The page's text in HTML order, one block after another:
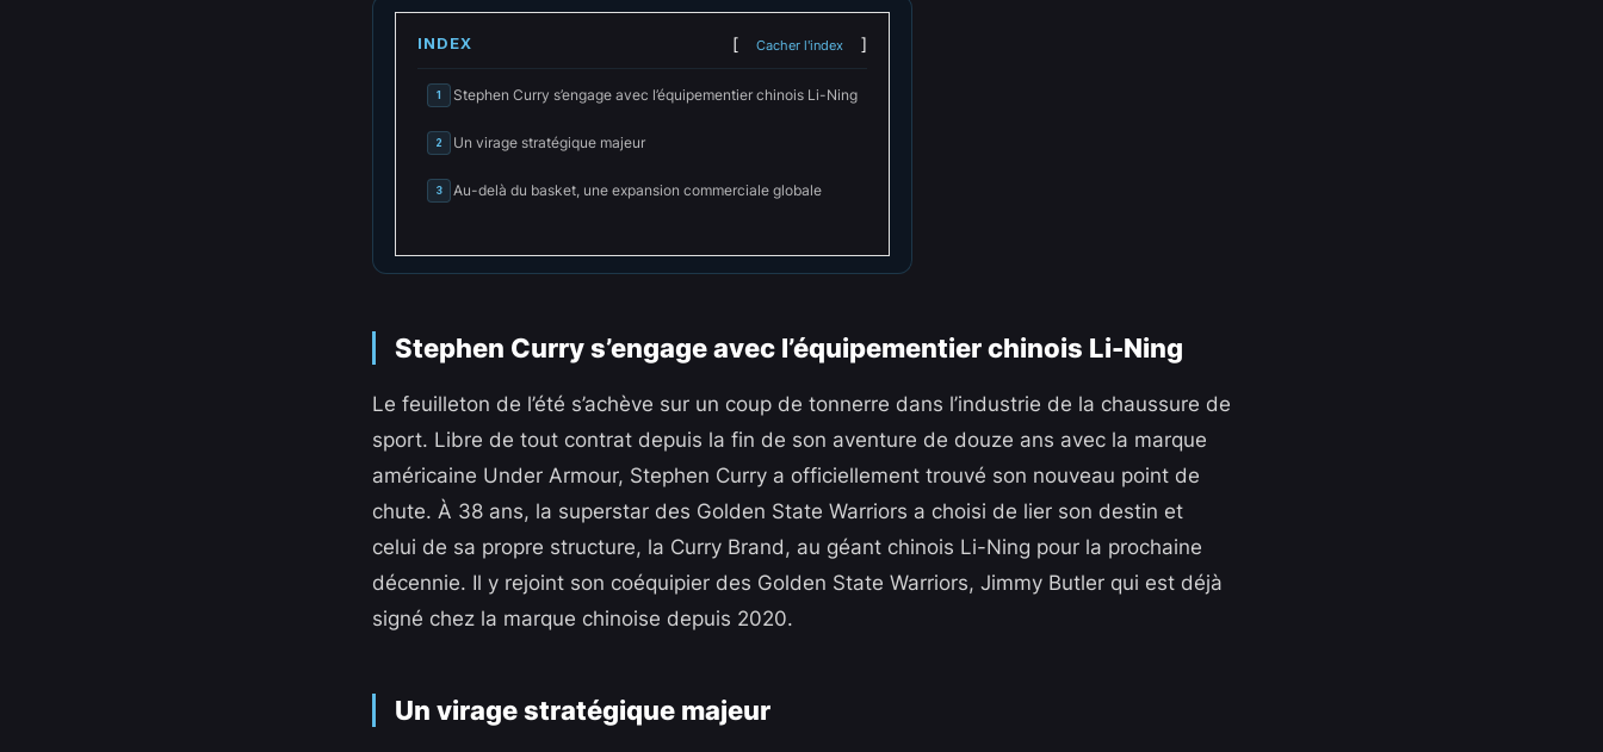
INDEX Cacher l'index
1 Stephen Curry s’engage avec l’équipementier chinois Li-Ning
2 Un virage stratégique majeur
3 Au-delà du basket, une expansion commerciale globale
Stephen Curry s’engage avec l’équipementier chinois Li-Ning
Le feuilleton de l’été s’achève sur un coup de tonnerre dans l’industrie de la chaussure de
sport. Libre de tout contrat depuis la fin de son aventure de douze ans avec la marque
américaine Under Armour, Stephen Curry a officiellement trouvé son nouveau point de
chute. À 38 ans, la superstar des Golden State Warriors a choisi de lier son destin et
celui de sa propre structure, la Curry Brand, au géant chinois Li-Ning pour la prochaine
décennie. Il y rejoint son coéquipier des Golden State Warriors, Jimmy Butler qui est déjà
signé chez la marque chinoise depuis 2020.
Un virage stratégique majeur